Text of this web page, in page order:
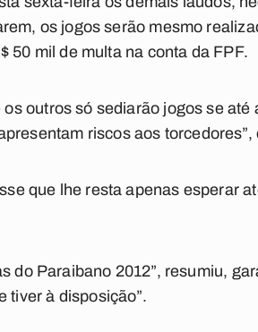
os jogos serão mesmo
50 mil de multa na conta da FPF.
outros só sediarão jogos se até
riscos aos torcedores”,
que lhe resta apenas esperar
do Paraibano 2012”, resumiu,
tiver à disposição”.